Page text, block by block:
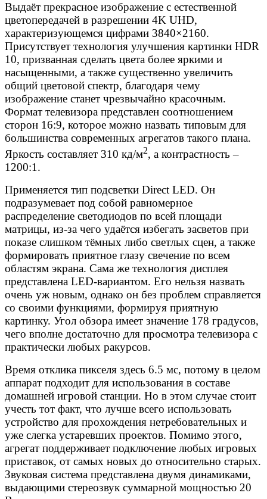
Выдаёт прекрасное изображение с естественной
цветопередачей в разрешении 4K UHD,
характеризующемся цифрами 3840×2160.
Присутствует технология улучшения картинки HDR
10, призванная сделать цвета более яркими и
насыщенными, а также существенно увеличить
общий цветовой спектр, благодаря чему
изображение станет чрезвычайно красочным.
Формат телевизора представлен соотношением
сторон 16:9, которое можно назвать типовым для
большинства современных агрегатов такого плана.
Яркость составляет 310 кд/м2, а контрастность –
1200:1.
Применяется тип подсветки Direct LED. Он
подразумевает под собой равномерное
распределение светодиодов по всей площади
матрицы, из-за чего удаётся избегать засветов при
показе слишком тёмных либо светлых сцен, а также
формировать приятное глазу свечение по всем
областям экрана. Сама же технология дисплея
представлена LED-вариантом. Его нельзя назвать
очень уж новым, однако он без проблем справляется
со своими функциями, формируя приятную
картинку. Угол обзора имеет значение 178 градусов,
чего вполне достаточно для просмотра телевизора с
практически любых ракурсов.
Время отклика пикселя здесь 6.5 мс, потому в целом
аппарат подходит для использования в составе
домашней игровой станции. Но в этом случае стоит
учесть тот факт, что лучше всего использовать
устройство для прохождения нетребовательных и
уже слегка устаревших проектов. Помимо этого,
агрегат поддерживает подключение любых игровых
приставок, от самых новых до относительно старых.
Звуковая система представлена двумя динамиками,
выдающими стереозвук суммарной мощностью 20